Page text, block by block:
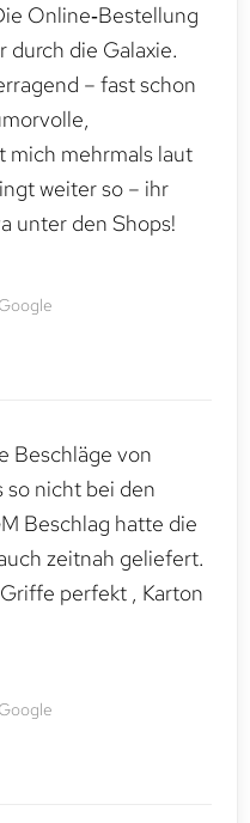
Online‑Bestellung
durch die Galaxie.
– fast schon
mich mehrmals laut
weiter so – ihr
unter den Shops!
Beschläge von
so nicht bei den
Beschlag hatte die
zeitnah geliefert.
perfekt , Karton